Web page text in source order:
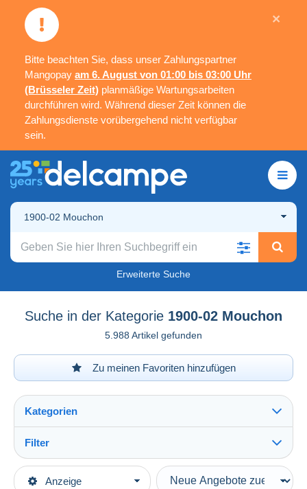
Bitte beachten Sie, dass unser Zahlungspartner
Mangopay am 6. August von 01:00 bis 03:00 Uhr
(Brüsseler Zeit) planmäßige Wartungsarbeiten
durchführen wird. Während dieser Zeit können die
Zahlungsdienste vorübergehend nicht verfügbar
sein.
×
1900-02 Mouchon
Erweiterte Suche
Suche in der Kategorie 1900-02 Mouchon
5.988 Artikel gefunden
Zu meinen Favoriten hinzufügen
Anzeige
Kategorien
Hauptkategorien
Filter
Art der Verkäufe